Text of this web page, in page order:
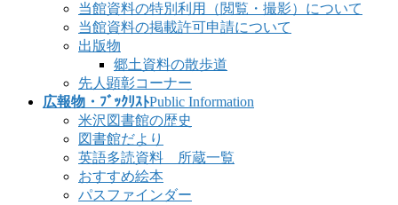
当館資料の特別利用（閲覧・撮影）について
当館資料の掲載許可申請について
出版物
郷土資料の散歩道
先人顕彰コーナー
広報物・ﾌﾞｯｸﾘｽﾄPublic Information
米沢図書館の歴史
図書館だより
英語多読資料 所蔵一覧
おすすめ絵本
パスファインダー